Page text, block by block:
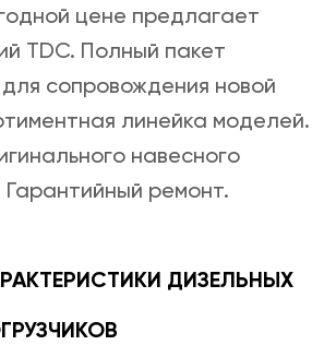
цене предлагает
TDC. Полный пакет
сопровождения новой
линейка моделей.
навесного
ремонт.
ДИЗЕЛЬНЫХ